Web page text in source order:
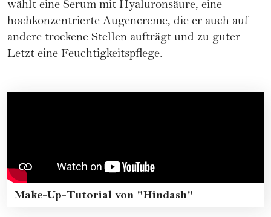
wählt eine Serum mit Hyaluronsäure, eine
hochkonzentrierte Augencreme, die er auch auf
andere trockene Stellen aufträgt und zu guter
Letzt eine Feuchtigkeitspflege.
Make-Up-Tutorial von "Hindash"